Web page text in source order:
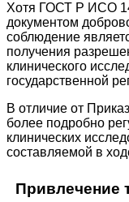
Хотя ГОСТ Р ИСО
документом
соблюдение
получения
клинического
государственной
В отличие от
более подробно
клинических
составляемой в
Привлечение